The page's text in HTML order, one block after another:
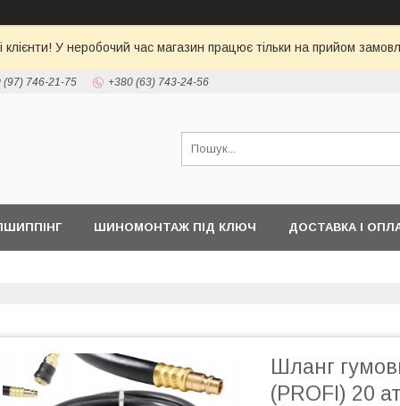
клієнти! У неробочий час магазин працює тільки на прийом
(97) 746-21-75 +380 (63) 743-24-56
ШИНОМОНТАЖ ПІД КЛЮЧ ДОСТАВКА І
Шланг
(PROFI) 20